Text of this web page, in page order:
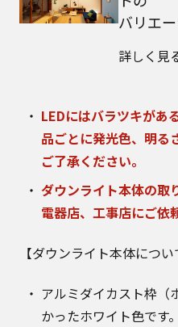
バリエ
詳しく見
LEDにはバラツキがあ
品ごとに発光色、明る
ご了承ください。
ダウンライト本体の取
電器店、工事店にご依
【ダウンライト本体につい
アルミダイカスト枠（
かったホワイト色です。